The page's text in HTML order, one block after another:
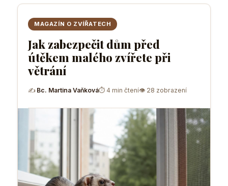
MAGAZÍN O ZVÍŘATECH
Jak zabezpečit dům před
útěkem malého zvířete při
větrání
✍ Bc. Martina Vaňková⏱ 4 min čtení👁 28 zobrazení